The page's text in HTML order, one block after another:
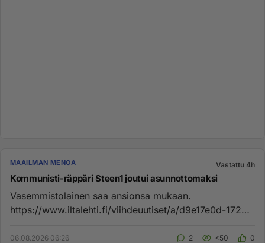
MAAILMAN MENOA Vastattu 4h
Kommunisti-räppäri Steen1 joutui asunnottomaksi
Vasemmistolainen saa ansionsa mukaan.
https://www.iltalehti.fi/viihdeuutiset/a/d9e17e0d-1728-
06.08.2026 06:26 2 <50 0